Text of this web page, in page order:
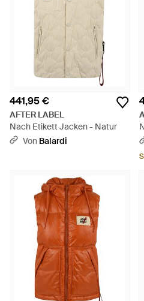
441,95 €
AFTER LABEL
Nach Etikett Jacken - Natur
Von Balardi